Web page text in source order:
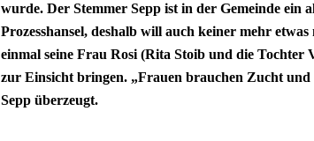
wurde. Der Stemmer Sepp ist in der Gemeinde ein
Prozesshansel, deshalb will auch keiner mehr
einmal seine Frau Rosi (Rita Stoib und die
zur Einsicht bringen. „Frauen brauchen Zucht
Sepp überzeugt.